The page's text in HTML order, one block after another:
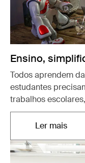
Ensino,
Todos aprendem
estudantes
trabalhos
Ler mais
Abre em